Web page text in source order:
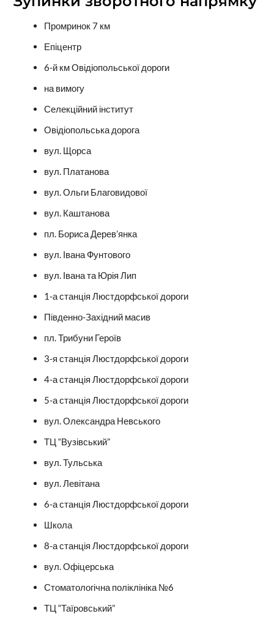
Промринок 7 км
Епіцентр
6-й км Овідіопольської дороги
на вимогу
Селекційний інститут
Овідіопольська дорога
вул. Щорса
вул. Платанова
вул. Ольги Благовидової
вул. Каштанова
пл. Бориса Дерев’янка
вул. Івана Фунтового
вул. Івана та Юрія Лип
1-а станція Люстдорфської дороги
Південно-Західний масив
пл. Трибуни Героїв
3-я станція Люстдорфської дороги
4-а станція Люстдорфської дороги
5-а станція Люстдорфської дороги
вул. Олександра Невського
ТЦ “Вузівський”
вул. Тульська
вул. Левітана
6-а станція Люстдорфської дороги
Школа
8-а станція Люстдорфської дороги
вул. Офіцерська
Стоматологічна поліклініка №6
ТЦ “Таїровський”